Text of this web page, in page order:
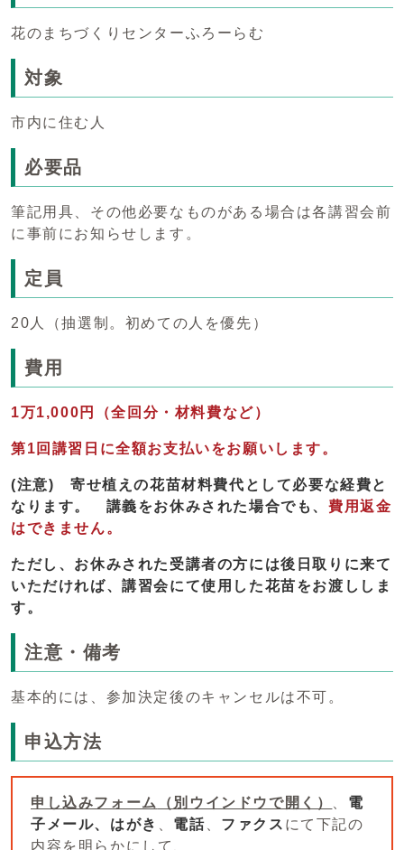
花のまちづくりセンターふろーらむ
対象
市内に住む人
必要品
筆記用具、その他必要なものがある場合は各講習会前
に事前にお知らせします。
定員
20人（抽選制。初めての人を優先）
費用
1万1,000円（全回分・材料費など）
第1回講習日に全額お支払いをお願いします。
(注意)
寄せ植えの花苗材料費代として必要な経費と
なります。 講義をお休みされた場合でも、 費用返金
はできません。
ただし、お休みされた受講者の方には後日取りに来て
いただければ、講習会にて使用した花苗をお渡ししま
す。
注意・備考
基本的には、参加決定後のキャンセルは不可。
申込方法
申し込みフォーム （別ウインドウで開く）
電
子メール、 はがき 電話 ファクス にて下記の
内容を明らかにして、